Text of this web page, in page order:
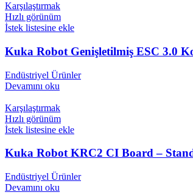
Karşılaştırmak
Hızlı görünüm
İstek listesine ekle
Kuka Robot Genişletilmiş ESC 3.0
Endüstriyel Ürünler
Devamını oku
Karşılaştırmak
Hızlı görünüm
İstek listesine ekle
Kuka Robot KRC2 CI Board –
Endüstriyel Ürünler
Devamını oku